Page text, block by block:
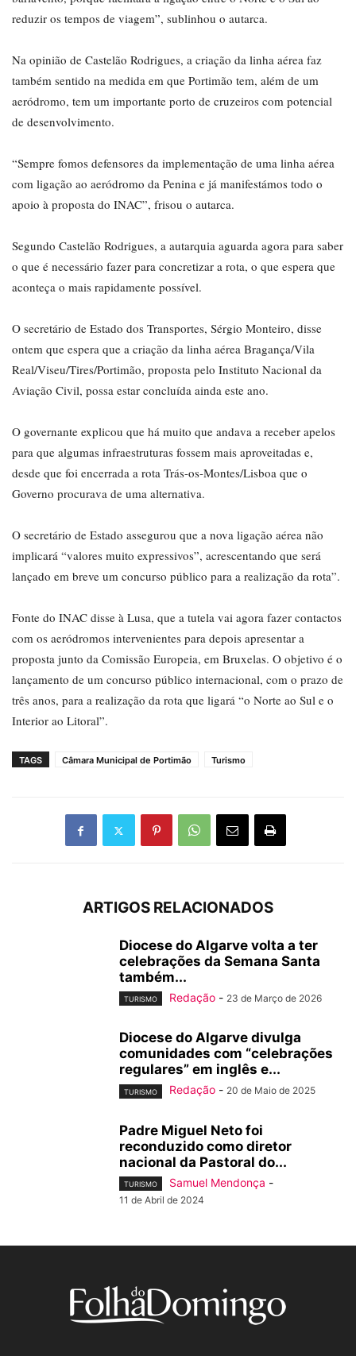
reduzir os tempos de viagem”, sublinhou o autarca.
Na opinião de Castelão Rodrigues, a criação da linha aérea faz
também sentido na medida em que Portimão tem, além de um
aeródromo, tem um importante porto de cruzeiros com potencial
de desenvolvimento.
“Sempre fomos defensores da implementação de uma linha aérea
com ligação ao aeródromo da Penina e já manifestámos todo o
apoio à proposta do INAC”, frisou o autarca.
Segundo Castelão Rodrigues, a autarquia aguarda agora para saber
o que é necessário fazer para concretizar a rota, o que espera que
aconteça o mais rapidamente possível.
O secretário de Estado dos Transportes, Sérgio Monteiro, disse
ontem que espera que a criação da linha aérea Bragança/Vila
Real/Viseu/Tires/Portimão, proposta pelo Instituto Nacional da
Aviação Civil, possa estar concluída ainda este ano.
O governante explicou que há muito que andava a receber apelos
para que algumas infraestruturas fossem mais aproveitadas e,
desde que foi encerrada a rota Trás-os-Montes/Lisboa que o
Governo procurava de uma alternativa.
O secretário de Estado assegurou que a nova ligação aérea não
implicará “valores muito expressivos”, acrescentando que será
lançado em breve um concurso público para a realização da rota”.
Fonte do INAC disse à Lusa, que a tutela vai agora fazer contactos
com os aeródromos intervenientes para depois apresentar a
proposta junto da Comissão Europeia, em Bruxelas. O objetivo é o
lançamento de um concurso público internacional, com o prazo de
três anos, para a realização da rota que ligará “o Norte ao Sul e o
Interior ao Litoral”.
TAGS Câmara Municipal de Portimão Turismo
ARTIGOS RELACIONADOS
Diocese do Algarve volta a ter
celebrações da Semana Santa
também...
TURISMO Redação - 23 de Março de 2026
Diocese do Algarve divulga
comunidades com “celebrações
regulares” em inglês e...
TURISMO Redação - 20 de Maio de 2025
Padre Miguel Neto foi
reconduzido como diretor
nacional da Pastoral do...
TURISMO Samuel Mendonça -
11 de Abril de 2024